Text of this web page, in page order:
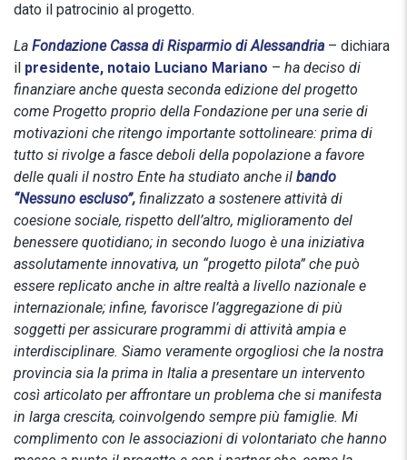
dato il patrocinio al progetto.
La Fondazione Cassa di Risparmio di Alessandria– dichiara
il presidente, notaio Luciano Mariano – ha deciso di
finanziare anche questa seconda edizione del progetto
come Progetto proprio della Fondazione per una serie di
motivazioni che ritengo importante sottolineare: prima di
tutto si rivolge a fasce deboli della popolazione a favore
delle quali il nostro Ente ha studiato anche il bando
“Nessuno escluso”, finalizzato a sostenere attività di
coesione sociale, rispetto dell’altro, miglioramento del
benessere quotidiano; in secondo luogo è una iniziativa
assolutamente innovativa, un “progetto pilota” che può
essere replicato anche in altre realtà a livello nazionale e
internazionale; infine, favorisce l’aggregazione di più
soggetti per assicurare programmi di attività ampia e
interdisciplinare. Siamo veramente orgogliosi che la nostra
provincia sia la prima in Italia a presentare un intervento
così articolato per affrontare un problema che si manifesta
in larga crescita, coinvolgendo sempre più famiglie. Mi
complimento con le associazioni di volontariato che hanno